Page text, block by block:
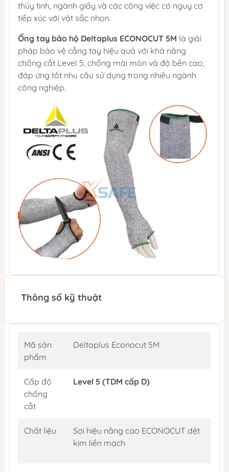
thủy tinh, ngành giấy và các công việc có nguy cơ
tiếp xúc với vật sắc nhọn.
Ống tay bảo hộ Deltaplus ECONOCUT 5M là giải
pháp bảo vệ cẳng tay hiệu quả với khả năng
chống cắt Level 5, chống mài mòn và độ bền cao,
đáp ứng tốt nhu cầu sử dụng trong nhiều ngành
công nghiệp.
Thông số kỹ thuật
Mã sản
phẩm
Deltaplus Econocut 5M
Cấp độ
chống
cắt
Level 5 (TDM cấp D)
Chất liệu
Sợi hiệu năng cao ECONOCUT dệt
kim liền mạch